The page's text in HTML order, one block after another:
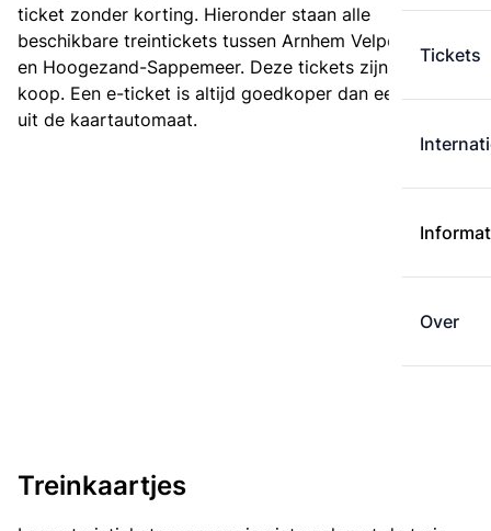
Tickets
Over
ticket zonder korting. Hieronder staan alle
beschikbare treintickets tussen Arnhem Velperpoort
en Hoogezand-Sappemeer. Deze tickets zijn online te
koop. Een e-ticket is altijd goedkoper dan een kaartje
uit de kaartautomaat.
Treinkaartjes